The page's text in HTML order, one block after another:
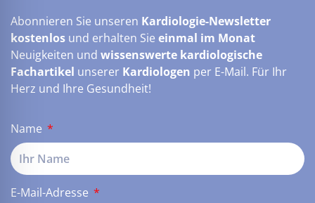
Abonnieren Sie unseren Kardiologie-Newsletter
kostenlos und erhalten Sie einmal im Monat
Neuigkeiten und wissenswerte kardiologische
Fachartikel unserer Kardiologen per E-Mail. Für Ihr
Herz und Ihre Gesundheit!
Name
E-Mail-Adresse